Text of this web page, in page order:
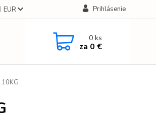
EUR Prihlásenie
0ks
za 0 €
10KG